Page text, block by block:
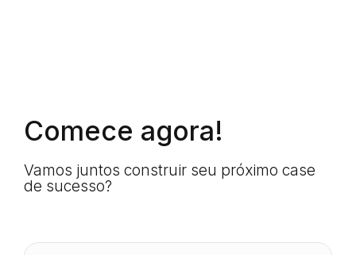
Comece agora!
Vamos juntos construir seu próximo case
de sucesso?